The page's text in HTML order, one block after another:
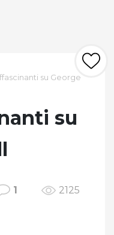
su George
su
1 2125